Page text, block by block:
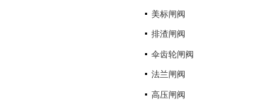
美标闸阀
排渣闸阀
伞齿轮闸阀
法兰闸阀
高压闸阀